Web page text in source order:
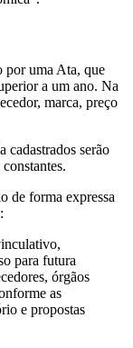
por uma Ata, que
a um ano. Na
marca, preço
cadastrados serão
de forma expressa
para futura
órgãos
as
e propostas